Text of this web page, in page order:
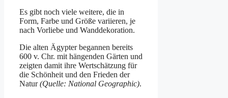
Es gibt noch viele weitere, die in
Form, Farbe und Größe variieren, je
nach Vorliebe und Wanddekoration.
Die alten Ägypter begannen bereits
600 v. Chr. mit hängenden Gärten und
zeigten damit ihre Wertschätzung für
die Schönheit und den Frieden der
Natur(Quelle: National Geographic).